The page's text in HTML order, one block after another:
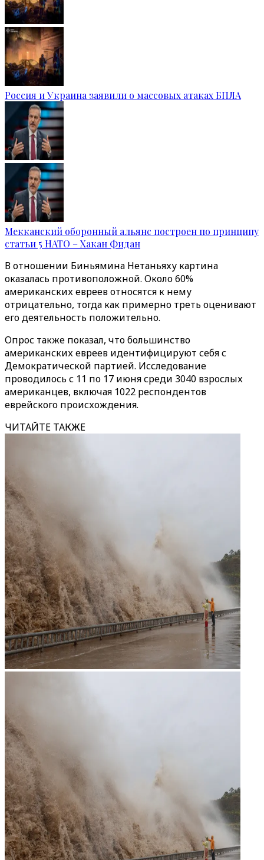
Россия и Украина заявили о массовых атаках БПЛА
Мекканский оборонный альянс построен по принципу
статьи 5 НАТО – Хакан Фидан
В отношении Биньямина Нетаньяху картина
оказалась противоположной. Около 60%
американских евреев относятся к нему
отрицательно, тогда как примерно треть оценивают
его деятельность положительно.
Опрос также показал, что большинство
американских евреев идентифицируют себя с
Демократической партией. Исследование
проводилось с 11 по 17 июня среди 3040 взрослых
американцев, включая 1022 респондентов
еврейского происхождения.
ЧИТАЙТЕ ТАКЖЕ